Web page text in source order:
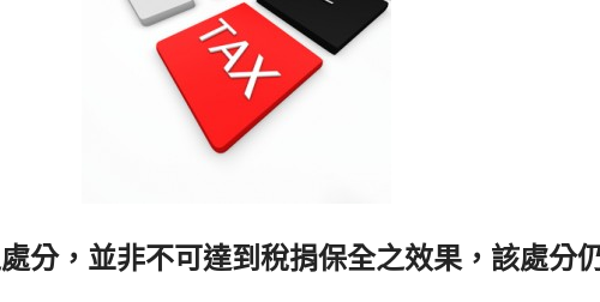
分，並非不可達到稅捐保全之效果，該處分